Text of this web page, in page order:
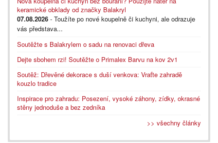
keramické obklady od značky Balakryl
07.08.2026 - Toužíte po nové koupelně či kuchyni, ale odrazuje
vás představa...
Soutěžte s Balakrylem o sadu na renovaci dřeva
Dejte sbohem rzi! Soutěžte o Primalex Barvu na kov 2v1
Soutěž: Dřevěné dekorace s duší venkova: Vraťte zahradě
kouzlo tradice
Inspirace pro zahradu: Posezení, vysoké záhony, zídky, okrasné
stěny jednoduše a bez zedníka
>> všechny články